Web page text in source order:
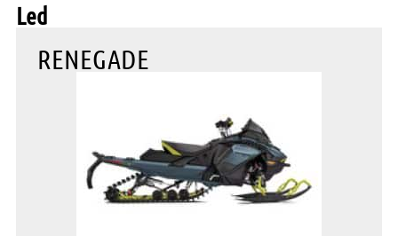
Led
RENEGADE